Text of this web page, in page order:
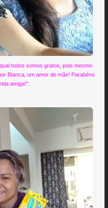
qual todos somos gratos, pois mesmo
Bianca, um amor de mãe! Parabéns
amiga!".